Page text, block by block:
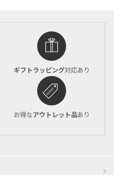
ギフトラッピング対応あり
お得なアウトレット品あり